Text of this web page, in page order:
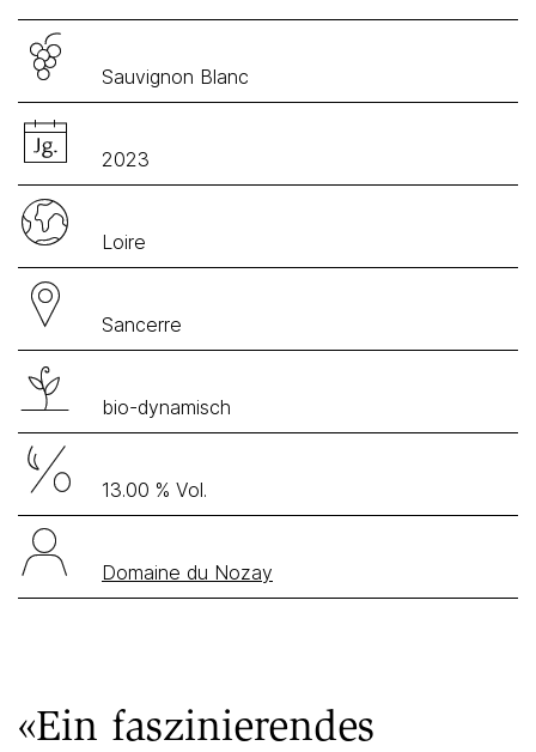
Sauvignon Blanc
2023
Loire
Sancerre
bio-dynamisch
13.00 % Vol.
Domaine du Nozay
«Ein faszinierendes